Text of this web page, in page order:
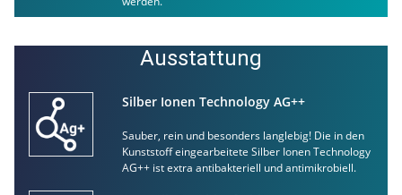
Ausstattung
Silber Ionen Technology AG++
Sauber, rein und besonders langlebig! Die in den
Kunststoff eingearbeitete Silber Ionen Technology
AG++ ist extra antibakteriell und antimikrobiell.